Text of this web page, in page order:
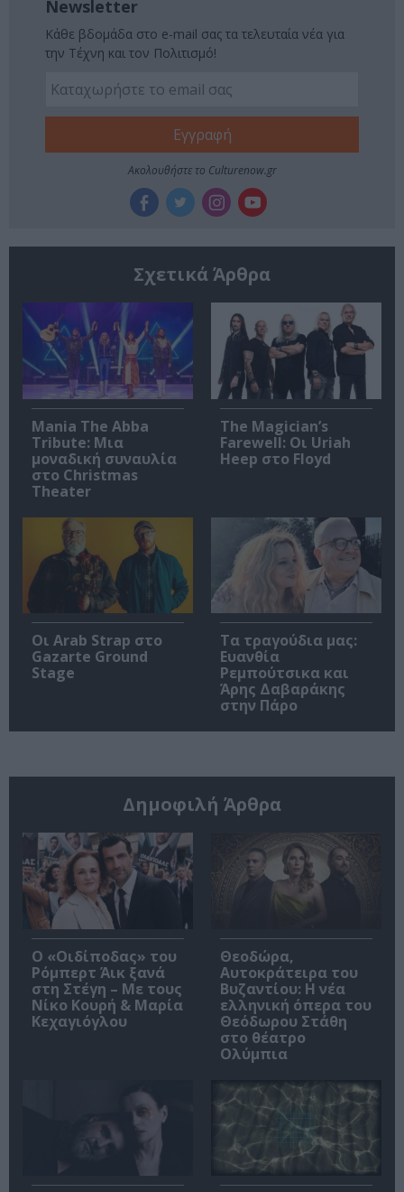
Newsletter
Κάθε βδομάδα στο e-mail σας τα τελευταία νέα για
την Τέχνη και τον Πολιτισμό!
Ακολουθήστε το Culturenow.gr
Σχετικά Άρθρα
Mania The Abba
Tribute: Μια
μοναδική συναυλία
στο Christmas
Theater
The Magician’s
Farewell: Οι Uriah
Heep στο Floyd
Οι Arab Strap στο
Gazarte Ground
Stage
Τα τραγούδια μας:
Ευανθία
Ρεμπούτσικα και
Άρης Δαβαράκης
στην Πάρο
Δημοφιλή Άρθρα
O «Οιδίποδας» του
Ρόμπερτ Άικ ξανά
στη Στέγη – Με τους
Νίκο Κουρή & Μαρία
Κεχαγιόγλου
Θεοδώρα,
Αυτοκράτειρα του
Βυζαντίου: Η νέα
ελληνική όπερα του
Θεόδωρου Στάθη
στο θέατρο
Ολύμπια